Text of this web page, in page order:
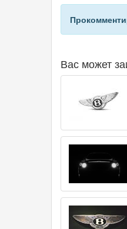
Вас может